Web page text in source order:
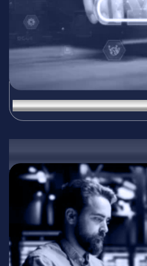
Облачни услуги и